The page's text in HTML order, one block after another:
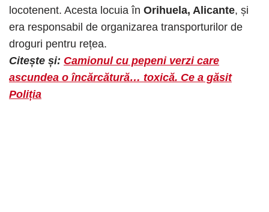
locotenent. Acesta locuia în Orihuela, Alicante, și
era responsabil de organizarea transporturilor de
droguri pentru rețea.
Citește și: Camionul cu pepeni verzi care
ascundea o încărcătură… toxică. Ce a găsit
Poliția